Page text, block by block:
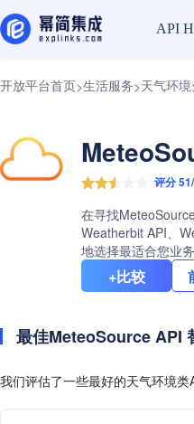
API
开放平台首页>生活服务>天气环境
评分
在寻找
Weatherbit API、
地选择最适合您业
+比较
最佳MeteoSource API
我们评估了一些最好的天气环境